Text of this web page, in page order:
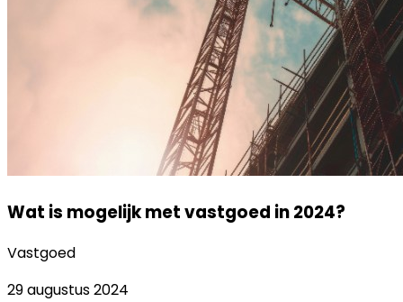
Wat is mogelijk met vastgoed in 2024?
Vastgoed
29 augustus 2024